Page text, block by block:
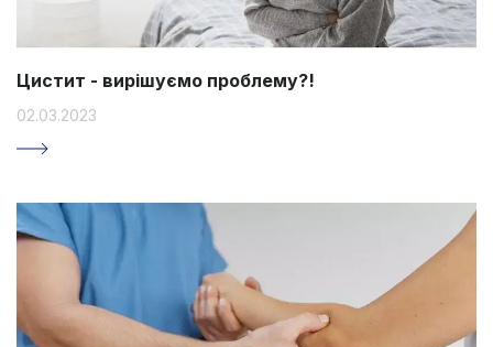
Цистит - вирішуємо проблему?!
02.03.2023